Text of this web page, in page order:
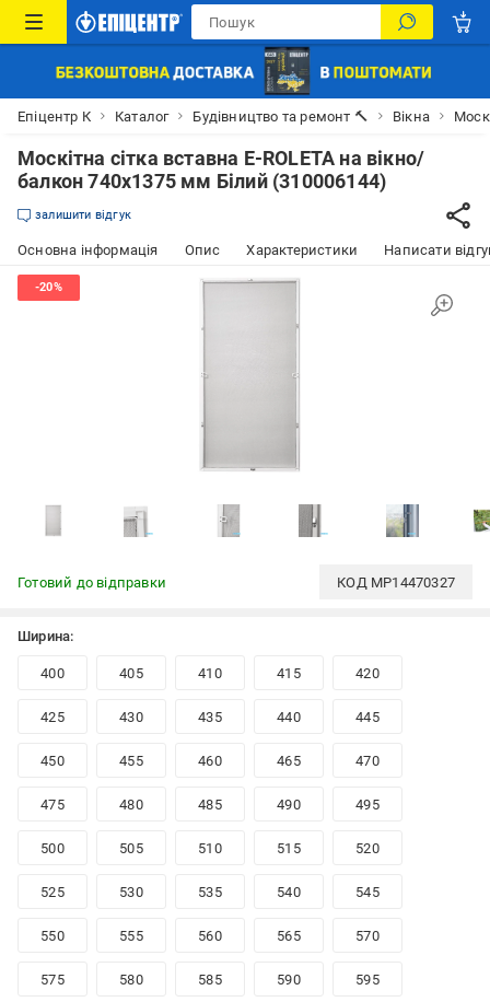
Епіцентр К Каталог Будівництво та ремонт 🔨 Вікна
Москітна сітка вставна E-ROLETA на вікно/
балкон 740х1375 мм Білий (310006144)
залишити відгук
Основна інформація Опис Характеристики Написати
Готовий до відправки КОД MP14470327
Ширина:
400 405 410 415 420
425 430 435 440 445
450 455 460 465 470
475 480 485 490 495
500 505 510 515 520
525 530 535 540 545
550 555 560 565 570
575 580 585 590 595